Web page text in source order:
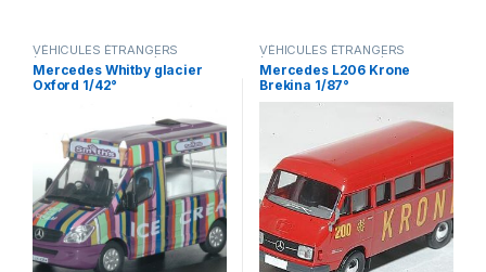
VÉHICULES ÉTRANGERS
(voitures,camions ...)
Mercedes Whitby glacier
Oxford 1/42°
VÉHICULES ÉTRANGERS
(voitures,camions ...)
Mercedes L206 Krone
Brekina 1/87°